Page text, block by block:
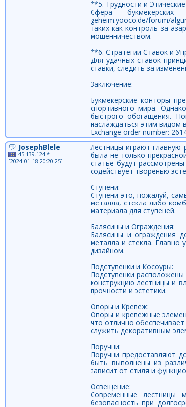
**5. Трудности и
Сфера
geheim.yooco.de/forum/
таких как контроль за
мошенничеством.
**6. Стратегии Ставок и
Для удачных ставок
ставки, следить за
Заключение:
Букмекерские конторы
спортивного мира.
быстрого обогащения.
наслаждаться этим видом
Exchange order number:
JosephBlele
45.139.124.*
[2024-01-18 20:20:25]
Лестницы играют
была не только
статье будут
содействует творенью
Ступени:
Ступени это, пожалуй,
металла, стекла либо
материала для ступеней.
Балясины и Ограждения:
Балясины и ограждения
металла и стекла. Главно
дизайном.
Подступенки и Косоуры:
Подступенки
конструкцию лестницы и
прочности и эстетики.
Опоры и Крепеж:
Опоры и крепежные
что отлично
служить декоративным
Поручни:
Поручни предоставляют
быть выполнены из
зависит от стиля и
Освещение:
Современные лестницы
безопасность при